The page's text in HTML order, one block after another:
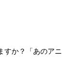
すか？「あのアニ